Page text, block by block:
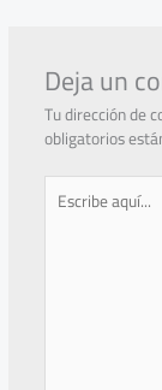
Deja un
Tu dirección de
obligatorios
Escribe
aquí...